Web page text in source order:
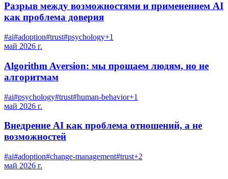
Разрыв между возможностями и применением AI
как проблема доверия
#ai#adoption#trust#psychology+1
май 2026 г.
Algorithm Aversion: мы прощаем людям, но не
алгоритмам
#ai#psychology#trust#human-behavior+1
май 2026 г.
Внедрение AI как проблема отношений, а не
возможностей
#ai#adoption#change-management#trust+2
май 2026 г.